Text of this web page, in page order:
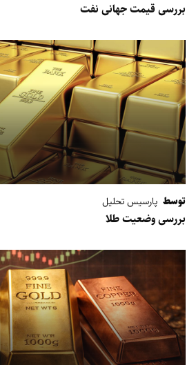
بررسی قیمت جهانی نفت
توسط پارسیس تحلیل
بررسی وضعیت طلا